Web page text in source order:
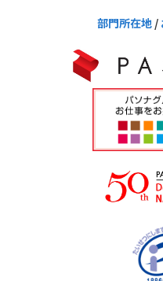
部門所在地 /